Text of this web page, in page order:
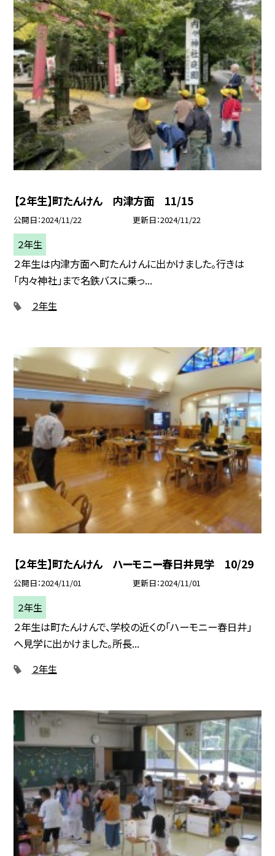
【２年生】町たんけん 内津方面 11/15
公開日 2024/11/22 更新日 2024/11/22
２年生
２年生は内津方面へ町たんけんに出かけました。行きは
「内々神社」まで名鉄バスに乗っ...
２年生
【２年生】町たんけん ハーモニー春日井見学 10/29
公開日 2024/11/01 更新日 2024/11/01
２年生
２年生は町たんけんで、学校の近くの「ハーモニー春日井」
へ見学に出かけました。所長...
２年生